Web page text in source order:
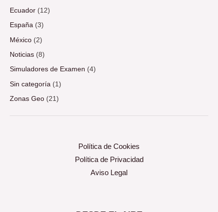
Ecuador (12)
España (3)
México (2)
Noticias (8)
Simuladores de Examen (4)
Sin categoría (1)
Zonas Geo (21)
Política de Cookies
Política de Privacidad
Aviso Legal